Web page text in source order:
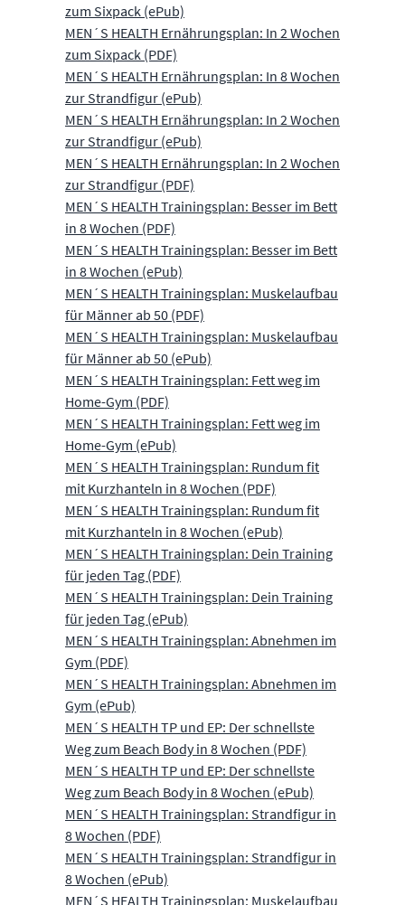
zum Sixpack (ePub)
MEN´S HEALTH Ernährungsplan: In 2 Wochen
zum Sixpack (PDF)
MEN´S HEALTH Ernährungsplan: In 8 Wochen
zur Strandfigur (ePub)
MEN´S HEALTH Ernährungsplan: In 2 Wochen
zur Strandfigur (ePub)
MEN´S HEALTH Ernährungsplan: In 2 Wochen
zur Strandfigur (PDF)
MEN´S HEALTH Trainingsplan: Besser im Bett
in 8 Wochen (PDF)
MEN´S HEALTH Trainingsplan: Besser im Bett
in 8 Wochen (ePub)
MEN´S HEALTH Trainingsplan: Muskelaufbau
für Männer ab 50 (PDF)
MEN´S HEALTH Trainingsplan: Muskelaufbau
für Männer ab 50 (ePub)
MEN´S HEALTH Trainingsplan: Fett weg im
Home-Gym (PDF)
MEN´S HEALTH Trainingsplan: Fett weg im
Home-Gym (ePub)
MEN´S HEALTH Trainingsplan: Rundum fit
mit Kurzhanteln in 8 Wochen (PDF)
MEN´S HEALTH Trainingsplan: Rundum fit
mit Kurzhanteln in 8 Wochen (ePub)
MEN´S HEALTH Trainingsplan: Dein Training
für jeden Tag (PDF)
MEN´S HEALTH Trainingsplan: Dein Training
für jeden Tag (ePub)
MEN´S HEALTH Trainingsplan: Abnehmen im
Gym (PDF)
MEN´S HEALTH Trainingsplan: Abnehmen im
Gym (ePub)
MEN´S HEALTH TP und EP: Der schnellste
Weg zum Beach Body in 8 Wochen (PDF)
MEN´S HEALTH TP und EP: Der schnellste
Weg zum Beach Body in 8 Wochen (ePub)
MEN´S HEALTH Trainingsplan: Strandfigur in
8 Wochen (PDF)
MEN´S HEALTH Trainingsplan: Strandfigur in
8 Wochen (ePub)
MEN´S HEALTH Trainingsplan: Muskelaufbau